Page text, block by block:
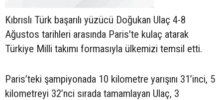
Kıbrıslı Türk başarılı yüzücü Doğukan Ulaç 4-8
Ağustos tarihleri arasında Paris'te kulaç atarak
Türkiye Milli takımı formasıyla ülkemizi temsil etti.
Paris’teki şampiyonada 10 kilometre yarışını 31’inci, 5
kilometreyi 32’nci sırada tamamlayan Ulaç, 3